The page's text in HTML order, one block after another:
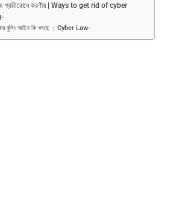
প্রতিরোধে করণীয় | Ways to get rid of cyber
বুলিং আইন কি বলছে । Cyber Law-